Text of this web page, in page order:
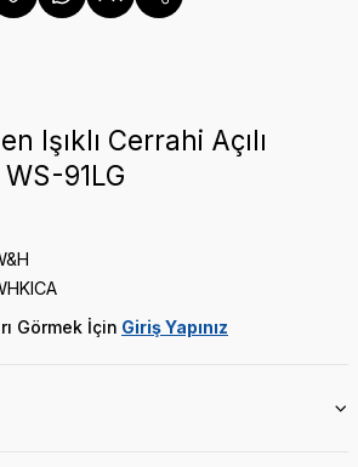
Işıklı Cerrahi Açılı
91LG
Görmek İçin Giriş Yapınız